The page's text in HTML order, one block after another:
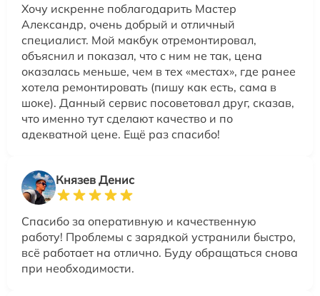
Хочу искренне поблагодарить Мастер
Александр, очень добрый и отличный
специалист. Мой макбук отремонтировал,
объяснил и показал, что с ним не так, цена
оказалась меньше, чем в тех «местах», где ранее
хотела ремонтировать (пишу как есть, сама в
шоке). Данный сервис посоветовал друг, сказав,
что именно тут сделают качество и по
адекватной цене. Ещё раз спасибо!
Князев Денис
Спасибо за оперативную и качественную
работу! Проблемы с зарядкой устранили быстро,
всё работает на отлично. Буду обращаться снова
при необходимости.